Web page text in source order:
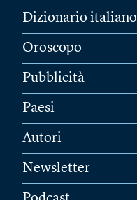
Dizionario italiano
Oroscopo
Pubblicità
Paesi
Autori
Newsletter